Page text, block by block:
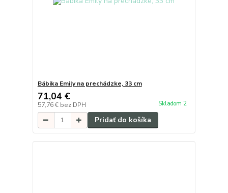
Bábika Emily na prechádzke, 33 cm
71,04 €
57,76 € bez DPH Skladom 2
Pridať do košíka